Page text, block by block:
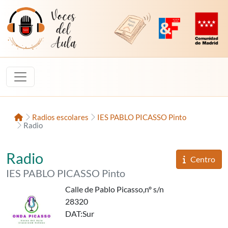
Saltar al contenido
Voces del Aula
Revista Digital de EducaMadrid
Plataforma de
InicioRadios escolares
IES PABLO PICASSO Pinto
Radio
del
Centro
«Onda Picasso»,
Radio
IES PABLO PICASSO Pinto
Calle de Pablo Picasso,nº s/n
28320
DAT:Sur